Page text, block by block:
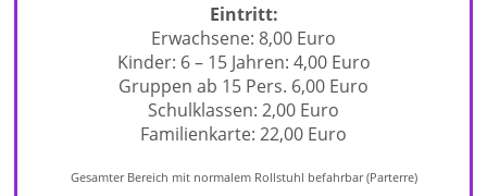
Eintritt:
Erwachsene: 8,00 Euro
Kinder: 6 – 15 Jahren: 4,00 Euro
Gruppen ab 15 Pers. 6,00 Euro
Schulklassen: 2,00 Euro
Familienkarte: 22,00 Euro
Gesamter Bereich mit normalem Rollstuhl befahrbar (Parterre)